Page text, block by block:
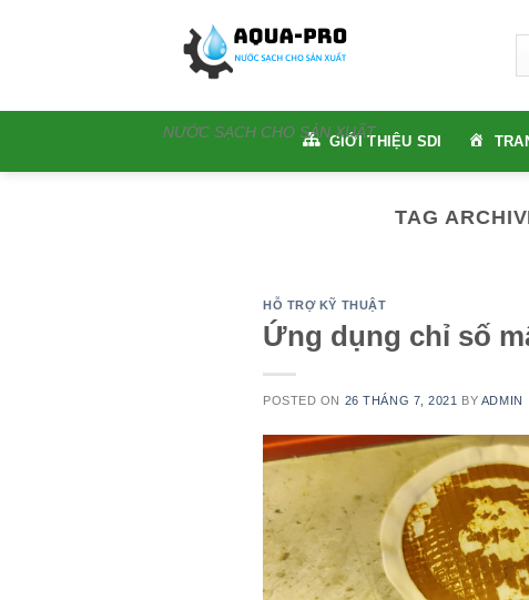
NƯỚC SẠCH CHO SẢN XUẤTGIỚI THIỆU SDI
TAG
HỖ TRỢ KỸ THUẬT
Ứng dụng chỉ số
POSTED ON 26 THÁNG 7, 2021 BY ADMIN